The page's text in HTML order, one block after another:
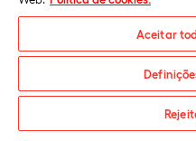
Plano de
Aceitar